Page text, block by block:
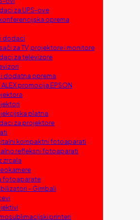
za UPS-ove
oprema
dodaci
za TV, projektore i monitore
za televizore
dodatna oprema
ALEX promocija EPSON
platna
za projektore
kompaktni fotoaparati
refleksni fotoaparati
zrcala
fotoaparate
– Gimbali
printeri